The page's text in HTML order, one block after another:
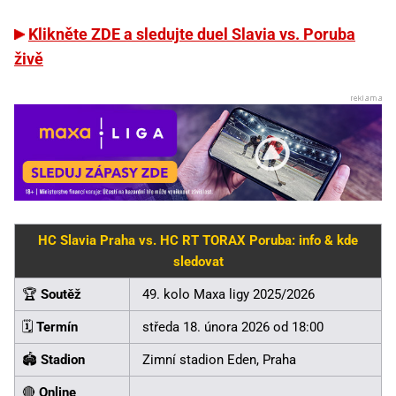
Klikněte ZDE a sledujte duel Slavia vs. Poruba
živě
HC Slavia Praha vs. HC RT TORAX Poruba: info & kde
sledovat
🏆 Soutěž 49. kolo Maxa ligy 2025/2026
🗓️ Termín středa 18. února 2026 od 18:00
🏟️ Stadion Zimní stadion Eden, Praha
🔴 Online